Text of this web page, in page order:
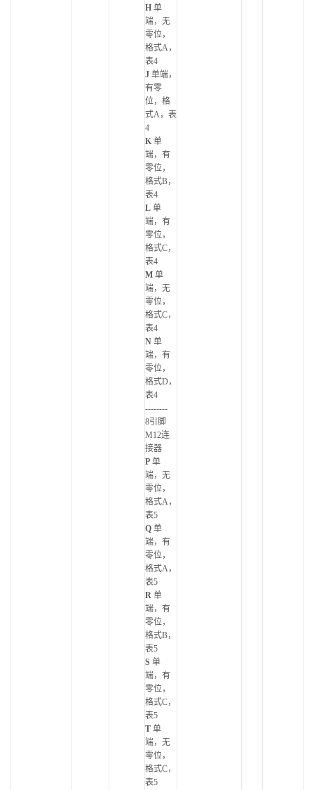
H 单
端，无
零位，
格式A，
表4
J 单端，
有零
位，格
式A，表
4
K 单
端，有
零位，
格式B，
表4
L 单
端，有
零位，
格式C，
表4
M 单
端，无
零位，
格式C，
表4
N 单
端，有
零位，
格式D，
表4
--------
8引脚
M12连
接器
P 单
端，无
零位，
格式A，
表5
Q 单
端，有
零位，
格式A，
表5
R 单
端，有
零位，
格式B，
表5
S 单
端，有
零位，
格式C，
表5
T 单
端，无
零位，
格式C，
表5